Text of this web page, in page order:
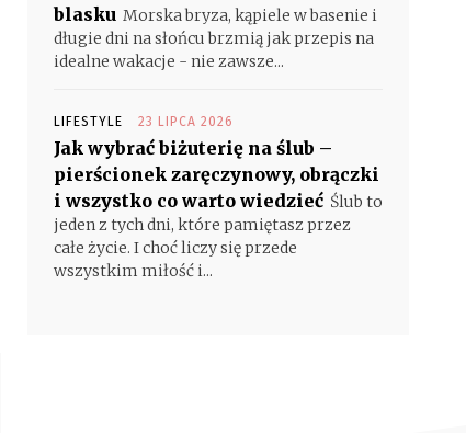
blasku Morska bryza, kąpiele w basenie i
długie dni na słońcu brzmią jak przepis na
idealne wakacje - nie zawsze...
LIFESTYLE 23 LIPCA 2026
Jak wybrać biżuterię na ślub –
pierścionek zaręczynowy, obrączki
i wszystko co warto wiedzieć Ślub to
jeden z tych dni, które pamiętasz przez
całe życie. I choć liczy się przede
wszystkim miłość i...